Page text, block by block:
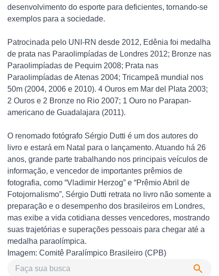
desenvolvimento do esporte para deficientes, tornando-se
exemplos para a sociedade.
Patrocinada pelo UNI-RN desde 2012, Edênia foi medalha
de prata nas Paraolimpíadas de Londres 2012; Bronze nas
Paraolimpíadas de Pequim 2008; Prata nas
Paraolimpíadas de Atenas 2004; Tricampeã mundial nos
50m (2004, 2006 e 2010). 4 Ouros em Mar del Plata 2003;
2 Ouros e 2 Bronze no Rio 2007; 1 Ouro no Parapan-
americano de Guadalajara (2011).
O renomado fotógrafo Sérgio Dutti é um dos autores do
livro e estará em Natal para o lançamento. Atuando há 26
anos, grande parte trabalhando nos principais veículos de
informação, e vencedor de importantes prêmios de
fotografia, como “Vladimir Herzog” e “Prêmio Abril de
Fotojornalismo”, Sérgio Dutti retrata no livro não somente a
preparação e o desempenho dos brasileiros em Londres,
mas exibe a vida cotidiana desses vencedores, mostrando
suas trajetórias e superações pessoais para chegar até a
medalha paraolímpica.
Imagem: Comitê Paralímpico Brasileiro (CPB)